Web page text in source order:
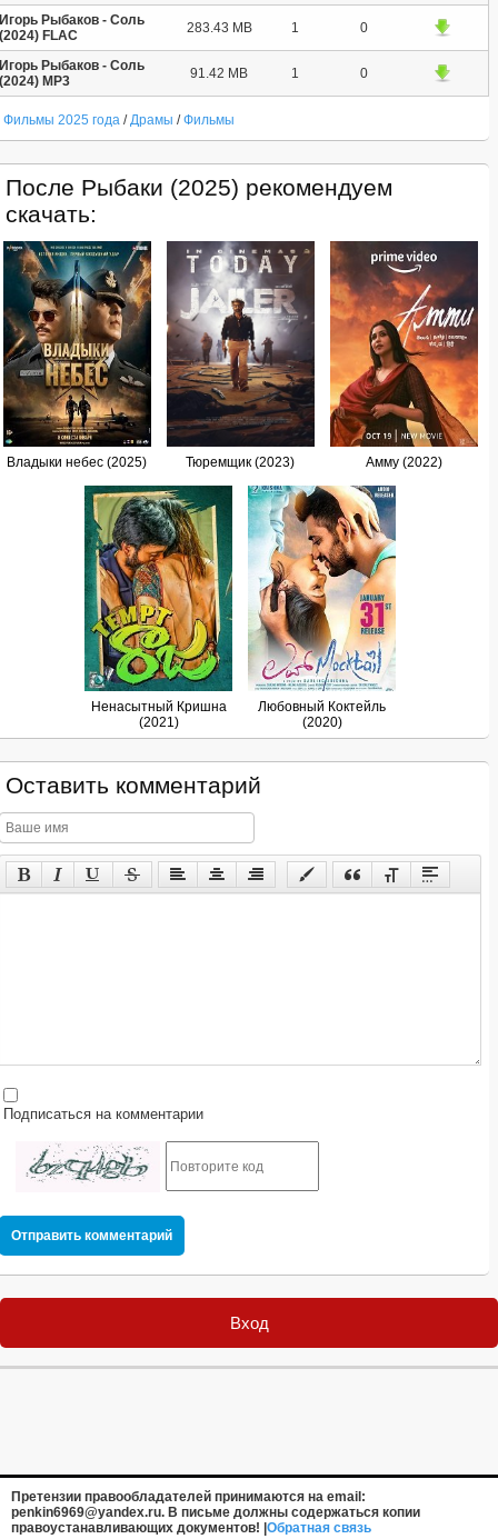
Игорь Рыбаков - Соль
(2024) FLAC
283.43 MB 1 0
Игорь Рыбаков - Соль
(2024) MP3
91.42 MB 1 0
Фильмы 2025 года /Драмы /Фильмы
После Рыбаки (2025) рекомендуем
скачать:
Владыки небес (2025) Тюремщик (2023) Амму (2022)
Ненасытный Кришна
(2021)
Любовный Коктейль
(2020)
Оставить комментарий
на комментарии
Отправить комментарий
Вход
Претензии правообладателей принимаются на email:
penkin6969@yandex.ru. В письме должны содержаться копии
правоустанавливающих документов! | Обратная связь